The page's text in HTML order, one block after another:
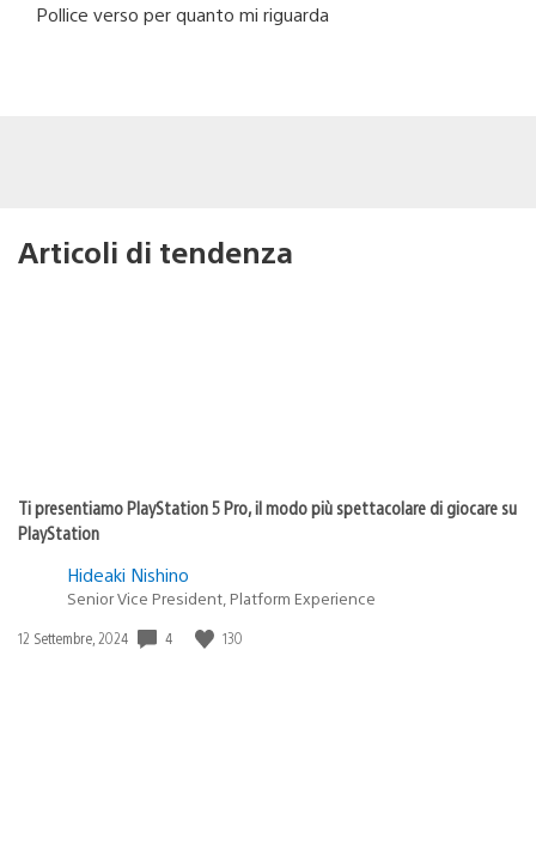
Pollice verso per quanto mi riguarda
Articoli di tendenza
Ti presentiamo PlayStation 5 Pro, il modo più spettacolare di giocare su
PlayStation
Hideaki Nishino
Senior Vice President, Platform Experience
Data
12 Settembre, 2024 4 130